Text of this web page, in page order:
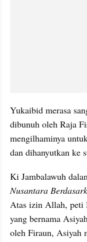
Yukaibid merasa
dibunuh oleh Raja
mengilhaminya
dan dihanyutkan ke
Ki Jambalawuh
Nusantara
Atas izin Allah, peti
yang bernama
oleh Firaun, Asiyah